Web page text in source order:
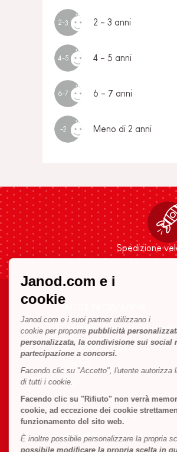
Janod.com e i
cookie
Janod.com e i suoi partner utilizzano i
cookie per proporrepubblicità
personalizzata, la condivisione sui social
partecipazione a concorsi.
Facendo clic su "Accetto", l'utente autorizza
di tutti i cookie.
Facendo clic su "Rifiuto" non verrà
cookie, ad eccezione dei cookie
funzionamento del sito web.
È inoltre possibile personalizzare la propria
possibile modificare la propria scelta in
2-3 2 - 3 anni
4-5 4 - 5 anni
6-7 6 - 7 anni
-2 Meno di 2 anni
Spedizione
Condizioni Generali Di
Domande Frequenti
Negozi
Richiamo prodotti
Termini delle offerte
Dati personali